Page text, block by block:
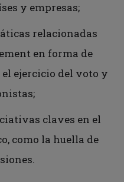
y empresas;
relacionadas
en forma de
ejercicio del voto y
claves en el
como la huella de